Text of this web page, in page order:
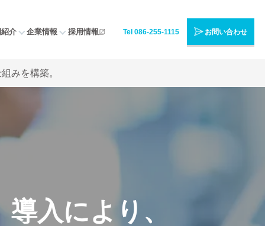
介 企業情報 採用情報 Tel 086-255-1115 お問い合わせ
みを構築。
入により、